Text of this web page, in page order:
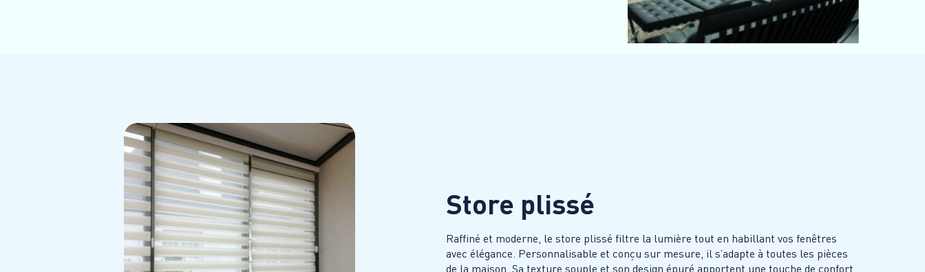
Store plissé
Raffiné et moderne, le store plissé filtre la lumière tout en habillant vos fenêtres
avec élégance. Personnalisable et conçu sur mesure, il s’adapte à toutes les pièces
de la maison. Sa texture souple et son design épuré apportent une touche de confort